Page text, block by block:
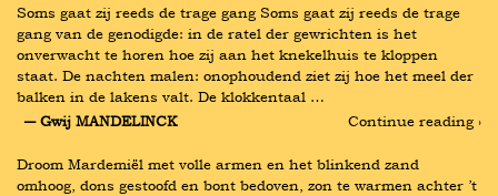
Soms gaat zij reeds de trage gang Soms gaat zij reeds de trage
gang van de genodigde: in de ratel der gewrichten is het
onverwacht te horen hoe zij aan het knekelhuis te kloppen
staat. De nachten malen: onophoudend ziet zij hoe het meel der
balken in de lakens valt. De klokkentaal …
― Gwij MANDELINCK
Continue reading ›
Droom Mardemiël met volle armen en het blinkend zand
omhoog, dons gestoofd en bont bedoven, zon te warmen achter ’t